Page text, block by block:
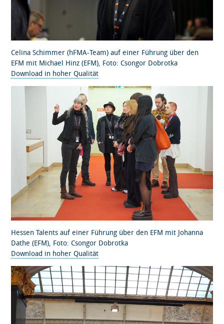
Celina Schimmer (hFMA-Team) auf einer Führung über den
EFM mit Michael Hinz (EFM), Foto: Csongor Dobrotka
Download in hoher Qualität
Hessen Talents auf einer Führung über den EFM mit Johanna
Dathe (EFM), Foto: Csongor Dobrotka
Download in hoher Qualität